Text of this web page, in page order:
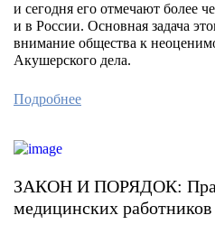
и сегодня его отмечают более
и в России. Основная задача
внимание общества к
Акушерского дела.
Подробнее
ЗАКОН И ПОРЯДОК:
медицинских работников